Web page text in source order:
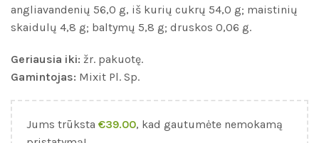
angliavandenių 56,0 g, iš kurių cukrų 54,0 g; maistinių
skaidulų 4,8 g; baltymų 5,8 g; druskos 0,06 g.
Geriausia iki: žr. pakuotę.
Gamintojas: Mixit Pl. Sp.
Jums trūksta €39.00, kad gautumėte nemokamą